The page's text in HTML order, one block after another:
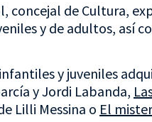
concejal de Cultura,
y de adultos, así
y juveniles
y Jordi Labanda,
Lilli Messina o El